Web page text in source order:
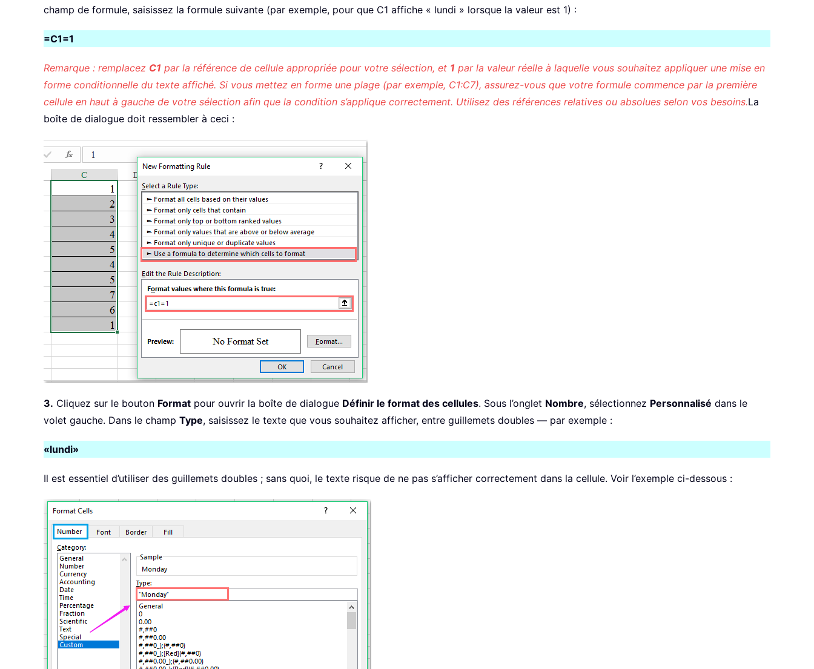
champ de formule, saisissez la formule suivante (par exemple, pour que C1 affiche « lundi » lorsque la valeur est 1) :
=C1=1
Remarque : remplacez C1 par la référence de cellule appropriée pour votre sélection, et 1 par la valeur réelle à laquelle vous souhaitez appliquer une mise en
forme conditionnelle du texte affiché. Si vous mettez en forme une plage (par exemple, C1:C7), assurez-vous que votre formule commence par la première
cellule en haut à gauche de votre sélection afin que la condition s’applique correctement. Utilisez des références relatives ou absolues selon vos besoins.La
boîte de dialogue doit ressembler à ceci :
3. Cliquez sur le bouton Format pour ouvrir la boîte de dialogue Définir le format des cellules. Sous l’onglet Nombre, sélectionnez Personnalisé dans le
volet gauche. Dans le champ Type, saisissez le texte que vous souhaitez afficher, entre guillemets doubles — par exemple :
«lundi»
Il est essentiel d’utiliser des guillemets doubles ; sans quoi, le texte risque de ne pas s’afficher correctement dans la cellule. Voir l’exemple ci-dessous :